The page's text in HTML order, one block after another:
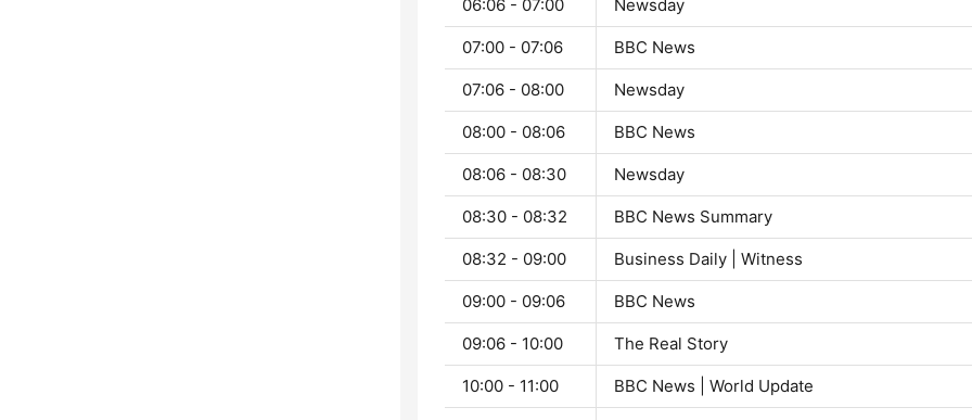
06:06 - 07:00 Newsday
07:00 - 07:06 BBC News
07:06 - 08:00 Newsday
08:00 - 08:06 BBC News
08:06 - 08:30 Newsday
08:30 - 08:32 BBC News Summary
08:32 - 09:00 Business Daily | Witness
09:00 - 09:06 BBC News
09:06 - 10:00 The Real Story
10:00 - 11:00 BBC News | World Update